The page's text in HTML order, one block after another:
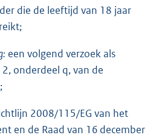
die de leeftijd van 18 jaar
een volgend verzoek als
onderdeel q, van de
2008/115/EG van het
en de Raad van 16 december